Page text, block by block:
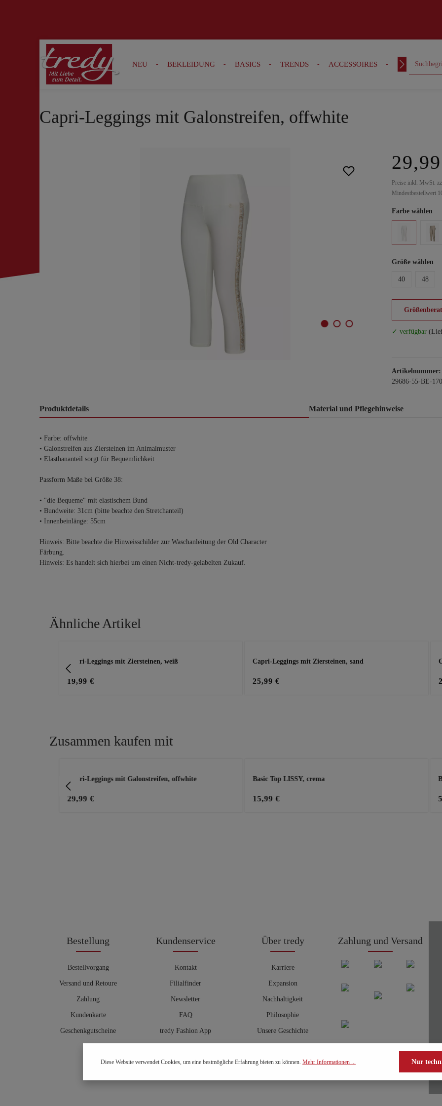
Zur Suche springen Zur Hauptnavigation springen
NEU BEKLEIDUNG BASICS TRENDS ACCESSOIRES OUTFITS
Capri-Leggings mit Galonstreifen, offwhite
Preise inkl. MwSt.
Mindestbestellwert
Farbe wählen
Größe wählen
40 48
✓ verfügbar
Artikelnummer:
29686-55-BE-
Produktdetails Material und Pflegehinweise
• Farbe: offwhite
• Galonstreifen aus Ziersteinen im Animalmuster
• Elasthananteil sorgt für Bequemlichkeit
Passform Maße bei Größe 38:
• "die Bequeme" mit elastischem Bund
• Bundweite: 31cm (bitte beachte den Stretchanteil)
• Innenbeinlänge: 55cm
Hinweis: Bitte beachte die Hinweisschilder zur Waschanleitung der Old Character
Färbung.
Hinweis: Es handelt sich hierbei um einen Nicht-tredy-gelabelten Zukauf.
Ähnliche Artikel
Capri-Leggings mit Ziersteinen, weiß
19,99 €
Capri-Leggings mit Ziersteinen, sand
25,99 €
Zusammen kaufen mit
Capri-Leggings mit Galonstreifen, offwhite
29,99 €
Basic Top LISSY, crema
15,99 €
Bestellung
Bestellvorgang
Versand und Retoure
Zahlung
Kundenkarte
Geschenkgutscheine
Kundenservice
Kontakt
Filialfinder
Newsletter
FAQ
tredy Fashion App
Hosenberater
Über tredy
Karriere
Expansion
Nachhaltigkeit
Philosophie
Unsere Geschichte
Zahlung und Versand
Diese Website verwendet Cookies, um eine bestmögliche Erfahrung bieten zu können. Mehr Informationen ... Nur